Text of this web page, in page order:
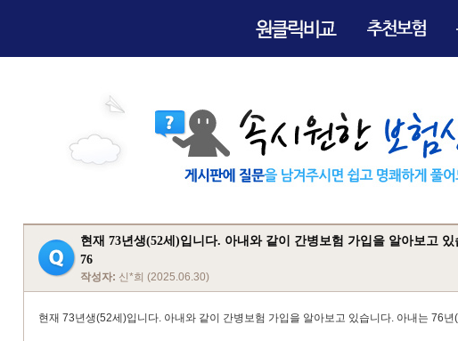
현재 73년생(52세)입니다. 아내와 같이 간병보험 가입을 알아보고
76
작성자: 신*희 (2025.06.30)
현재 73년생(52세)입니다. 아내와 같이 간병보험 가입을 알아보고 있습니다. 아내는 76